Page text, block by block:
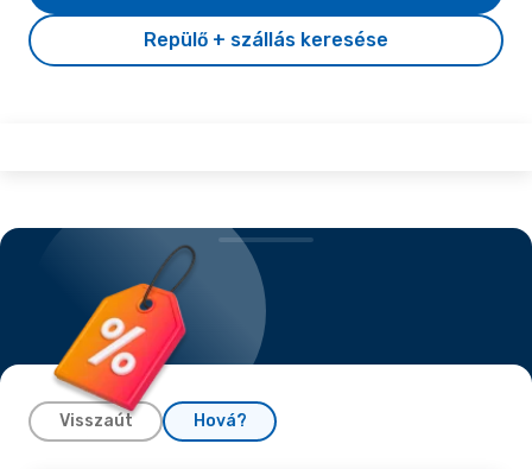
Repülő + szállás keresése
Visszaút Hová?